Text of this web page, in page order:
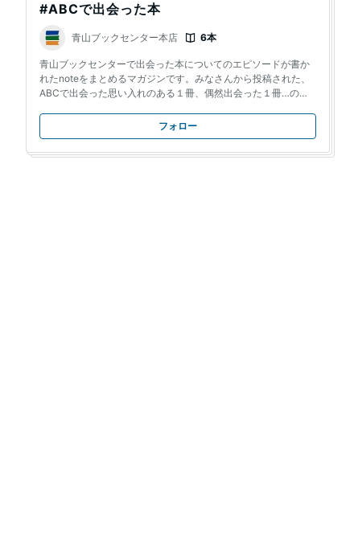
#ABCで出会った本
青山ブックセンター本店 6本
青山ブックセンターで出会った本についてのエピソードが書か
れたnoteをまとめるマガジンです。みなさんから投稿された、
ABCで出会った思い入れのある１冊、偶然出会った１冊…のエ
フォロー